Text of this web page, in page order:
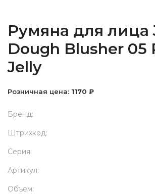
Румяна для лица
Dough Blusher 05
Jelly
Розничная цена: 1170 ₽
Бренд:
Штрихкод:
Серия:
Артикул:
Объем: